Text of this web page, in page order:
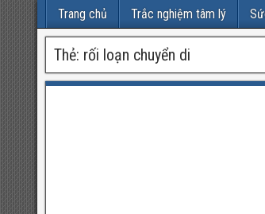
Trang chủ Trắc nghiệm tâm lý
Thẻ: rối loạn chuyển di